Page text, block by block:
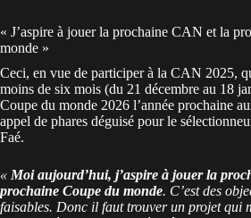
« J’aspire à jouer la prochaine CAN et la
monde »
Ceci, en vue de participer à la CAN 2025,
moins de six mois (du 21 décembre au 18
Coupe du monde 2026 l’année prochaine
appel de phares déguisé pour le
Faé.
« Moi aujourd’hui, j’aspire à jouer la
prochaine Coupe du monde. C’est des
faisables. Donc il faut trouver un projet qui